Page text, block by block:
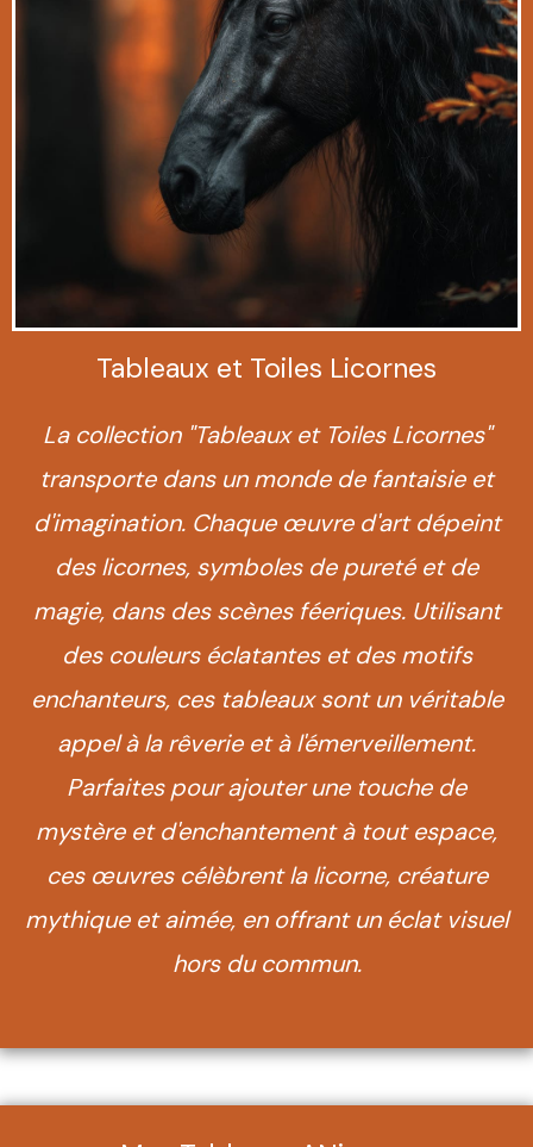
Tableaux et Toiles Licornes
La collection "Tableaux et Toiles Licornes"
transporte dans un monde de fantaisie et
d'imagination. Chaque œuvre d'art dépeint
des licornes, symboles de pureté et de
magie, dans des scènes féeriques. Utilisant
des couleurs éclatantes et des motifs
enchanteurs, ces tableaux sont un véritable
appel à la rêverie et à l'émerveillement.
Parfaites pour ajouter une touche de
mystère et d'enchantement à tout espace,
ces œuvres célèbrent la licorne, créature
mythique et aimée, en offrant un éclat visuel
hors du commun.